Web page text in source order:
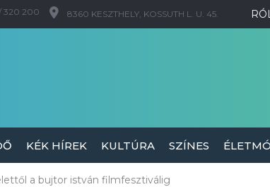
320 200 8360 KESZTHELY, KOSSUTH L. U. 45.
KÉK HÍREK KULTÚRA SZÍNES
a bujtor istván filmfesztiválig